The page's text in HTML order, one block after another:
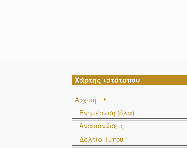
Χάρτης ιστότοπου
Αρχική
Ενημέρωση (όλα)
Ανακοινώσεις
Δελτία Τύπου